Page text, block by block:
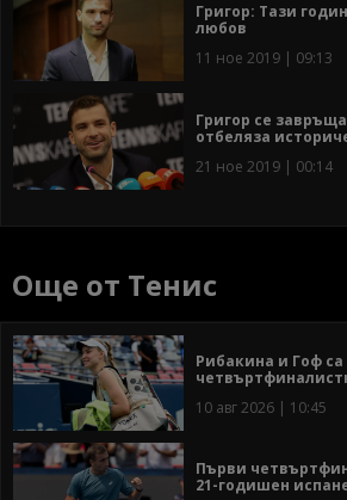
Григор: Тази
любов
11 ное 2019 | 09:13
Григор се
отбеляза
21 ное 2019 | 00:14
Още от Тенис
Рибакина и Гоф са
10 авг 2026 | 10:45
Първи
21-годишен